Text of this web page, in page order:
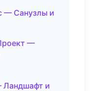
— Санузлы и
—
Ландшафт и